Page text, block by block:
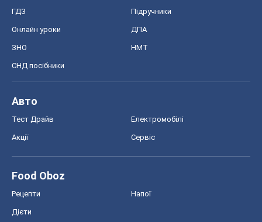
ГДЗ Підручники
Онлайн уроки ДПА
ЗНО НМТ
СНД посібники
Авто
Тест Драйв Електромобілі
Акції Сервіс
Food Oboz
Рецепти Напої
Дієти